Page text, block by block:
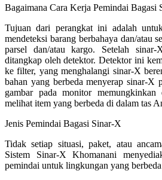
Bagaimana Cara Kerja Pemindai Bagasi
Tujuan dari perangkat ini adalah
mendeteksi barang berbahaya dan/atau
parsel dan/atau kargo. Setelah
ditangkap oleh detektor. Detektor ini
ke filter, yang menghalangi sinar-X
bahan yang berbeda menyerap sinar-X
gambar pada monitor
melihat item yang berbeda di dalam tas
Jenis Pemindai Bagasi Sinar-X
Tidak setiap situasi, paket, atau
Sistem Sinar-X Khomanani
pemindai untuk lingkungan yang